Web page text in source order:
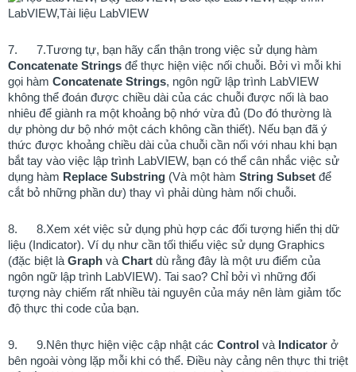
7.
7.Tương tự, bạn hãy cẩn thận trong việc sử dụng hàm
Concatenate Strings để thực hiện việc nối chuỗi. Bởi vì mỗi khi
gọi hàm Concatenate Strings, ngôn ngữ lập trình LabVIEW
không thể đoán được chiều dài của các chuỗi được nối là bao
nhiêu để giành ra một khoảng bộ nhớ vừa đủ (Do đó thường là
dự phòng dư bộ nhớ một cách không cần thiết). Nếu bạn đã ý
thức được khoảng chiều dài của chuỗi cần nối với nhau khi bạn
bắt tay vào việc lập trình LabVIEW, bạn có thể cân nhắc việc sử
dụng hàm Replace Substring (Và một hàm String Subset để
cắt bỏ những phần dư) thay vì phải dùng hàm nối chuỗi.
8. 8.Xem xét việc sử dụng phù hợp các đối tượng hiển thị dữ
liệu (Indicator). Ví dụ như cần tối thiểu việc sử dụng Graphics
(đặc biệt là Graph và Chart dù rằng đây là một ưu điểm của
ngôn ngữ lập trình LabVIEW). Tai sao? Chỉ bởi vì những đối
tượng này chiếm rất nhiều tài nguyên của máy nên làm giảm tốc
độ thực thi code của bạn.
9. 9.Nên thực hiện việc cập nhật các Control và Indicator ở
bên ngoài vòng lặp mỗi khi có thể. Điều này cảng nên thực thi triệt